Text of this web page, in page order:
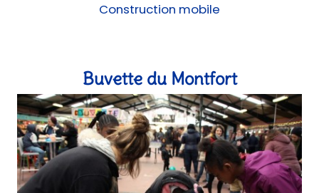
Construction mobile
Buvette du Montfort